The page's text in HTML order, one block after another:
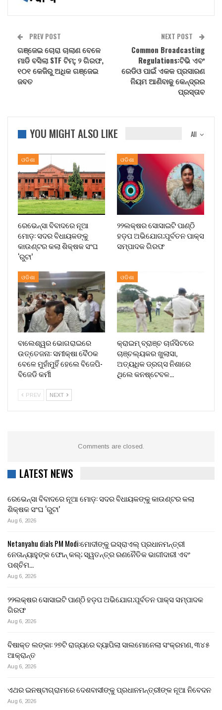
PREV POST
ଗଞ୍ଜେଇ ଚୋରା ଚାଲାଣ ବେଳେ
ମାଡି ବସିଲା STF ଟିମ୍; ୨ ଗିରଫ,
୧୦୧ କେଜିରୁ ଅଧିକ ଗଞ୍ଜେଇ
ଜବତ
NEXT POST
Common Broadcasting
Regulations:ଟିଭି ଏବଂ
ରେଡିଓ ପାଇଁ ଏକକ ପ୍ରସାରଣ
ନିୟମ ଆଣିବାକୁ କେନ୍ଦ୍ରର
ପ୍ରସ୍ତାବ
All
YOU MIGHT ALSO LIKE
ଓଡିଶା
ରେଭେନ୍ସା ବିବାଦରେ ନୂଆ
ମୋଡ଼: ସଦର ବିଧାୟକଙ୍କୁ
କାଉଣ୍ଟର କଲା ଶିକ୍ଷକ ସଂଘ
‘ରୁଟା’
ଓଡିଶା
୨୨ଲକ୍ଷର ସୋସାଇଟି ପାଣ୍ଠି
ହଡ଼ପ ଅଭିଯୋଗ;ପୂର୍ବତନ ପାକ୍ସ
ସମ୍ପାଦକ ଗିରଫ
ଓଡିଶା
ବାଲେଶ୍ୱର ଭୋଗରାଇରେ
ଉତ୍ତେଜନା: ସମୀକ୍ଷା ବୈଠକ
ବେଳେ ମୁହାଁମୁହିଁ ହେଲେ ବିଜେପି-
ବିଜେଡି କର୍ମୀ
ଓଡିଶା
କ୍ରାଇମ୍ ବ୍ରାଞ୍ଚ ଚାର୍ଜସିଟରେ
ଚାଞ୍ଚଲ୍ୟକର ଖୁଲାସା,
ଅତ୍ୟଧିକ ଡ୍ରଗ୍ସ ନିଶାରେ
ଥିଲେ କନଷ୍ଟେବଳ…
PREV NEXT
Comments are closed.
LATEST NEWS
ରେଭେନ୍ସା ବିବାଦରେ ନୂଆ ମୋଡ଼: ସଦର ବିଧାୟକଙ୍କୁ କାଉଣ୍ଟର କଲା
ଶିକ୍ଷକ ସଂଘ ‘ରୁଟା’
Aug 6, 2026
Netanyahu dials PM Modi:ମୋଦୀଙ୍କୁ ଇସ୍ରାଏଲ୍ ପ୍ରଧାନମନ୍ତ୍ରୀ
ନେତାନ୍ୟାହୁଙ୍କ ଫୋନ୍ କଲ୍; ସ୍ୱତନ୍ତ୍ର ରଣନୈତିକ ଭାଗୀଦାରୀ ଏବଂ
ପଶ୍ଚିମ…
Aug 6, 2026
୨୨ଲକ୍ଷର ସୋସାଇଟି ପାଣ୍ଠି ହଡ଼ପ ଅଭିଯୋଗ;ପୂର୍ବତନ ପାକ୍ସ ସମ୍ପାଦକ
ଗିରଫ
Aug 6, 2026
ବିଷାକ୍ତ ଲଙ୍କା: ୨୭ଟି ରାଜ୍ୟରେ ବ୍ୟାପିଲା ସାଲମୋନେଲା ସଂକ୍ରମଣ, ୩୪୫
ଆକ୍ରାନ୍ତ
Aug 6, 2026
ଏଥର ଇନଷ୍ଟାଗ୍ରାମରେ ଦେଶବାସୀଙ୍କୁ ପ୍ରଧାନମନ୍ତ୍ରୀଙ୍କ ନୂଆ ନିବେଦନ
Aug 6, 2026